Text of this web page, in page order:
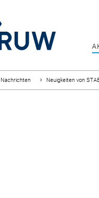
Nachrichten Neuigkeiten von